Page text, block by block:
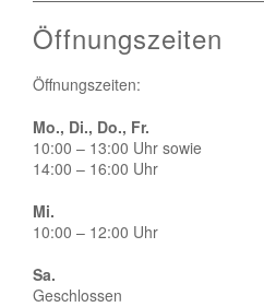
Öffnungszeiten
Öffnungszeiten:
Mo., Di., Do., Fr.
10:00 – 13:00 Uhr sowie
14:00 – 16:00 Uhr
Mi.
10:00 – 12:00 Uhr
Sa.
Geschlossen